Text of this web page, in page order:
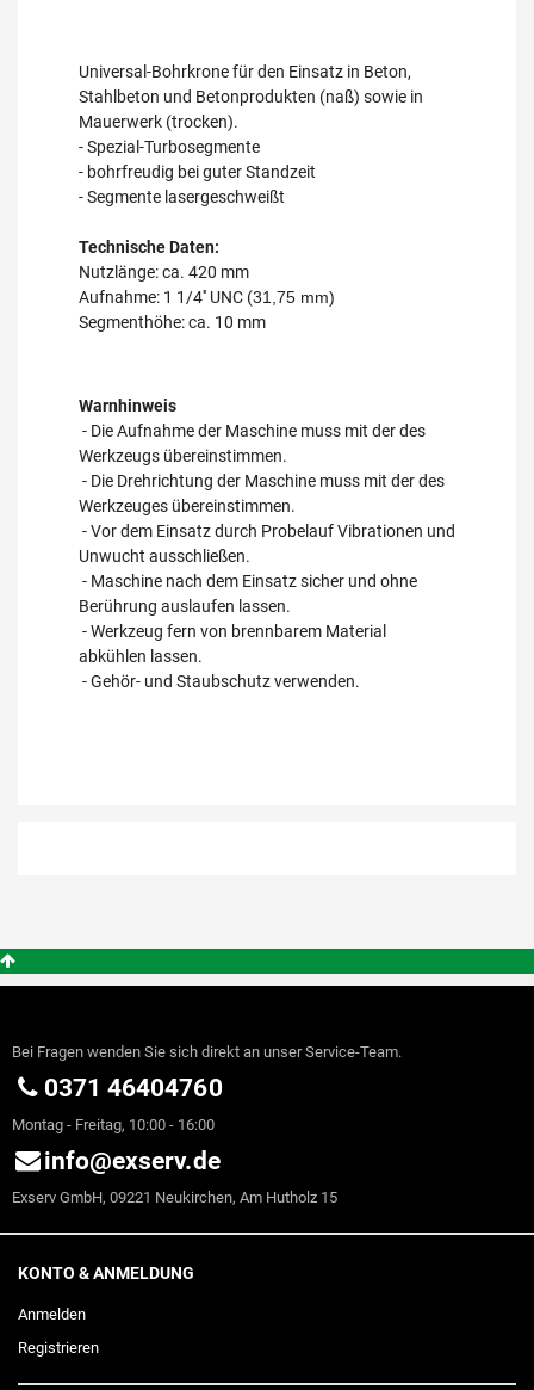
Universal-Bohrkrone für den Einsatz in Beton,
Stahlbeton und Betonprodukten (naß) sowie in
Mauerwerk (trocken).
- Spezial-Turbosegmente
- bohrfreudig bei guter Standzeit
- Segmente lasergeschweißt
Technische Daten:
Nutzlänge: ca. 420 mm
Aufnahme: 1 1/4'' UNC (31,75 mm)
Segmenthöhe: ca. 10 mm
Warnhinweis
- Die Aufnahme der Maschine muss mit der des
Werkzeugs übereinstimmen.
- Die Drehrichtung der Maschine muss mit der des
Werkzeuges übereinstimmen.
- Vor dem Einsatz durch Probelauf Vibrationen und
Unwucht ausschließen.
- Maschine nach dem Einsatz sicher und ohne
Berührung auslaufen lassen.
- Werkzeug fern von brennbarem Material
abkühlen lassen.
- Gehör- und Staubschutz verwenden.
Bei Fragen wenden Sie sich direkt an unser Service-Team.
0371 46404760
Montag - Freitag, 10:00 - 16:00
info@exserv.de
Exserv GmbH, 09221 Neukirchen, Am Hutholz 15
KONTO & ANMELDUNG
Anmelden
Registrieren